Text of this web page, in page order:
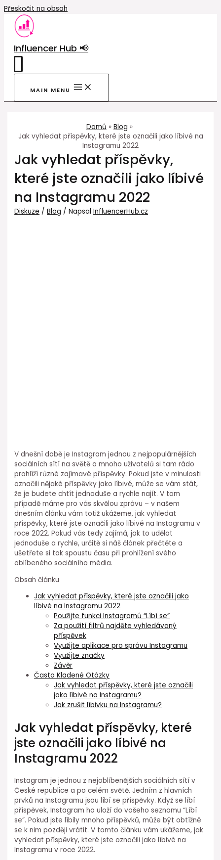
Přeskočit na obsah
Influencer Hub 📢
MAIN MENU
Domů
Blog
Jak vyhledat příspěvky, které jste označili jako líbivé na
Instagramu 2022
Jak vyhledat příspěvky,
které jste označili jako líbivé
na Instagramu 2022
Diskuze /Blog / NapsalInfluencerHub.cz
V dnešní době je Instagram jednou z nejpopulárnějších
sociálních sítí na světě a mnoho uživatelů si tam rádo
prohlíží různé zajímavé příspěvky. Pokud jste v minulosti
označili nějaké příspěvky jako líbivé, může se vám stát,
že je budete chtít jednoduše a rychle najít. V tom
případě máme pro vás skvělou zprávu – v našem
dnešním článku vám totiž ukážeme, jak vyhledat
příspěvky, které jste označili jako líbivé na Instagramu v
roce 2022. Pokud vás tedy zajímá, jak to udělat
jednoduše a rychle, určitě si náš článek přečtěte a
ušetřete si tak spoustu času při prohlížení svého
oblíbeného sociálního média.
Obsah článku
Jak vyhledat příspěvky, které jste označili jako
líbivé na Instagramu 2022
Použijte funkci Instagramů “Líbí se”
Za použití filtrů najděte vyhledávaný
příspěvek
Využijte aplikace pro správu Instagramu
Využijte značky
Závěr
Často Kladené Otázky
Jak vyhledat příspěvky, které jste označili
jako líbivé na Instagramu?
Jak zrušit líbivku na Instagramu?
Jak vyhledat příspěvky, které
jste označili jako líbivé na
Instagramu 2022
Instagram je jednou z nejoblíbenějších sociálních sítí v
České republice a po celém světě. Jedním z hlavních
prvků na Instagramu jsou líbí se příspěvky. Když se líbí
příspěvek, Instagram ho uloží do vašeho seznamu “Líbí
se”. Pokud jste líbily mnoho příspěvků, může být obtížné
se k nim později vrátit. V tomto článku vám ukážeme, jak
vyhledat příspěvky, které jste označili jako líbivé na
Instagramu v roce 2022.